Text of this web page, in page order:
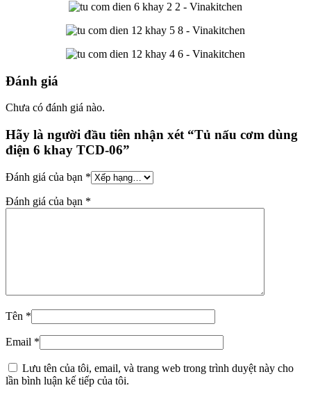
Đánh giá
Chưa có đánh giá nào.
Hãy là người đầu tiên nhận xét “Tủ nấu cơm dùng
điện 6 khay TCD-06”
Đánh giá của bạn *
Đánh giá của bạn *
Tên *
Email *
Lưu tên của tôi, email, và trang web trong trình duyệt này cho
lần bình luận kế tiếp của tôi.